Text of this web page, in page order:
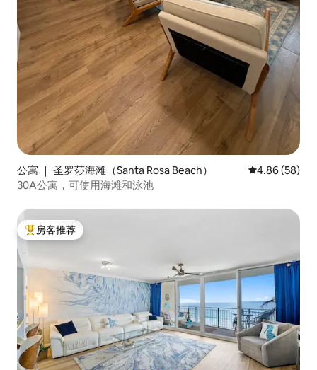
公寓 ｜ 圣罗莎海滩（Santa Rosa Beach） 平均评分 4.86
4.86 (58)
30A公寓，可使用海滩和泳池
热门「房客推荐」
房客推荐